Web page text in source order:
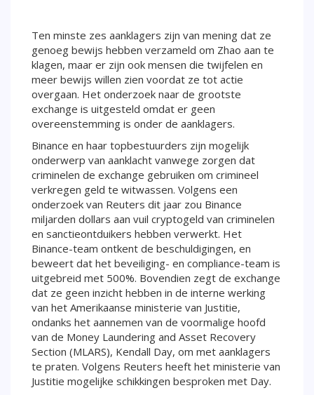
Ten minste zes aanklagers zijn van mening dat ze
genoeg bewijs hebben verzameld om Zhao aan te
klagen, maar er zijn ook mensen die twijfelen en
meer bewijs willen zien voordat ze tot actie
overgaan. Het onderzoek naar de grootste
exchange is uitgesteld omdat er geen
overeenstemming is onder de aanklagers.
Binance en haar topbestuurders zijn mogelijk
onderwerp van aanklacht vanwege zorgen dat
criminelen de exchange gebruiken om crimineel
verkregen geld te witwassen. Volgens een
onderzoek van Reuters dit jaar zou Binance
miljarden dollars aan vuil cryptogeld van criminelen
en sanctieontduikers hebben verwerkt. Het
Binance-team ontkent de beschuldigingen, en
beweert dat het beveiliging- en compliance-team is
uitgebreid met 500%. Bovendien zegt de exchange
dat ze geen inzicht hebben in de interne werking
van het Amerikaanse ministerie van Justitie,
ondanks het aannemen van de voormalige hoofd
van de Money Laundering and Asset Recovery
Section (MLARS), Kendall Day, om met aanklagers
te praten. Volgens Reuters heeft het ministerie van
Justitie mogelijke schikkingen besproken met Day.